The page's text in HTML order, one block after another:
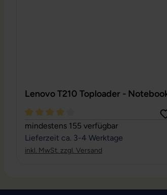
Lenovo T210 Toploader -
Durchschnittliche Bewertung von 4 von
mindestens 155 verfügbar
Lieferzeit ca. 3-4 Werktage
inkl. MwSt. zzgl. Versand